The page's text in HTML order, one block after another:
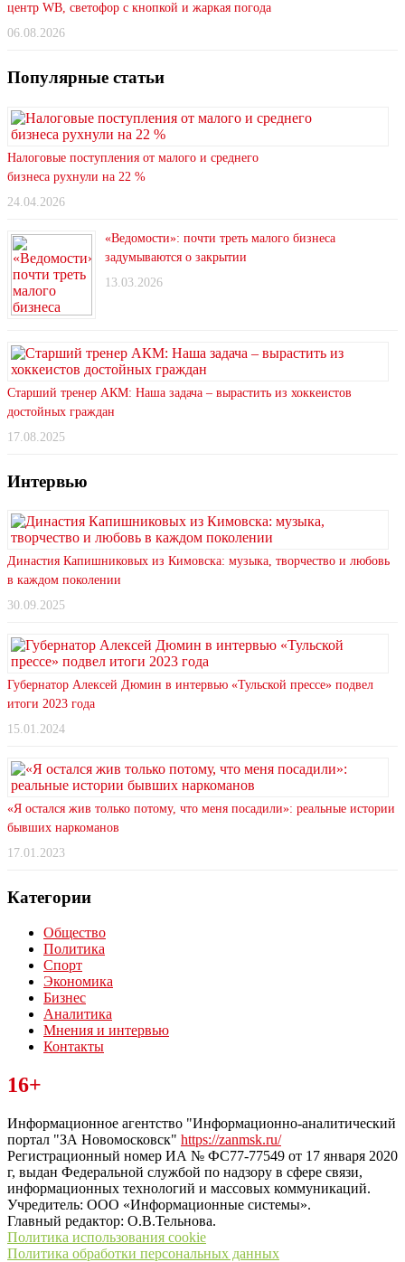
центр WB, светофор с кнопкой и жаркая погода
06.08.2026
Популярные статьи
Налоговые поступления от малого и среднего
бизнеса рухнули на 22 %
24.04.2026
«Ведомости»: почти треть малого бизнеса
задумываются о закрытии
13.03.2026
Старший тренер АКМ: Наша задача – вырастить из хоккеистов
достойных граждан
17.08.2025
Интервью
Династия Капишниковых из Кимовска: музыка, творчество и любовь
в каждом поколении
30.09.2025
Губернатор Алексей Дюмин в интервью «Тульской прессе» подвел
итоги 2023 года
15.01.2024
«Я остался жив только потому, что меня посадили»: реальные истории
бывших наркоманов
17.01.2023
Категории
Общество
Политика
Спорт
Экономика
Бизнес
Аналитика
Мнения и интервью
Контакты
Читайте последние новости дня в Тульской области на сайте
“ЗаНовомосковск”
16+
Информационное агентство "Информационно-аналитический
портал "ЗА Новомосковск" https://zanmsk.ru/
Регистрационный номер ИА № ФС77-77549 от 17 января 2020
г, выдан Федеральной службой по надзору в сфере связи,
информационных технологий и массовых коммуникаций.
Учредитель: ООО «Информационные системы».
Главный редактор: О.В.Тельнова.
Политика использования cookie
Политика обработки персональных данных